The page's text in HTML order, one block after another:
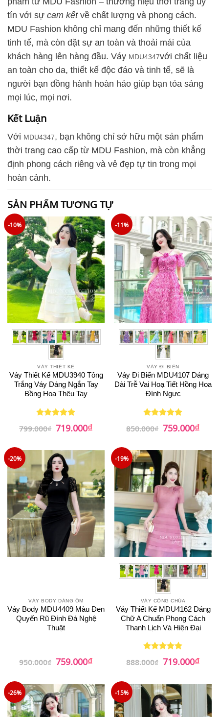
tín với sự cam kết về chất lượng và phong cách.
MDU Fashion không chỉ mang đến những thiết kế
tinh tế, mà còn đặt sự an toàn và thoải mái của
khách hàng lên hàng đầu. Váy MDU4347với chất liệu
an toàn cho da, thiết kế độc đáo và tinh tế, sẽ là
người bạn đồng hành hoàn hảo giúp bạn tỏa sáng
mọi lúc, mọi nơi.
Kết Luận
Với MDU4347, bạn không chỉ sở hữu một sản phẩm
thời trang cao cấp từ MDU Fashion, mà còn khẳng
định phong cách riêng và vẻ đẹp tự tin trong mọi
hoàn cảnh.
SẢN PHẨM TƯƠNG TỰ
-10%
VÁY THIẾT KẾ
Váy Thiết Kế MDU3940 Tông
Trắng Váy Dáng Ngắn Tay
Bồng Hoa Thêu Tay
Được xếp
hạng
55
799.000₫ Giá
gốc
719.000₫Giá
hiện
719.000₫.
-11%
VÁY ĐI BIỂN
Váy Đi Biển MDU4107 Dáng
Dài Trễ Vai Hoạ Tiết Hồng Hoa
Đính Ngực
Được xếp
hạng
55
850.000₫ Giá
gốc
759.000₫Giá
hiện
-20%
VÁY BODY DÁNG ÔM
Váy Body MDU4409 Màu Đen
Quyến Rũ Đính Đá Nghệ
Thuật
950.000₫ Giá
gốc
759.000₫Giá
hiện
759.000₫.
-19%
VÁY CÔNG CHÚA
Váy Thiết Kế MDU4162 Dáng
Chữ A Chuẩn Phong Cách
Thanh Lịch Và Hiện Đại
Được xếp
hạng
55
888.000₫ Giá
gốc
719.000₫Giá
hiện
-26% -15%